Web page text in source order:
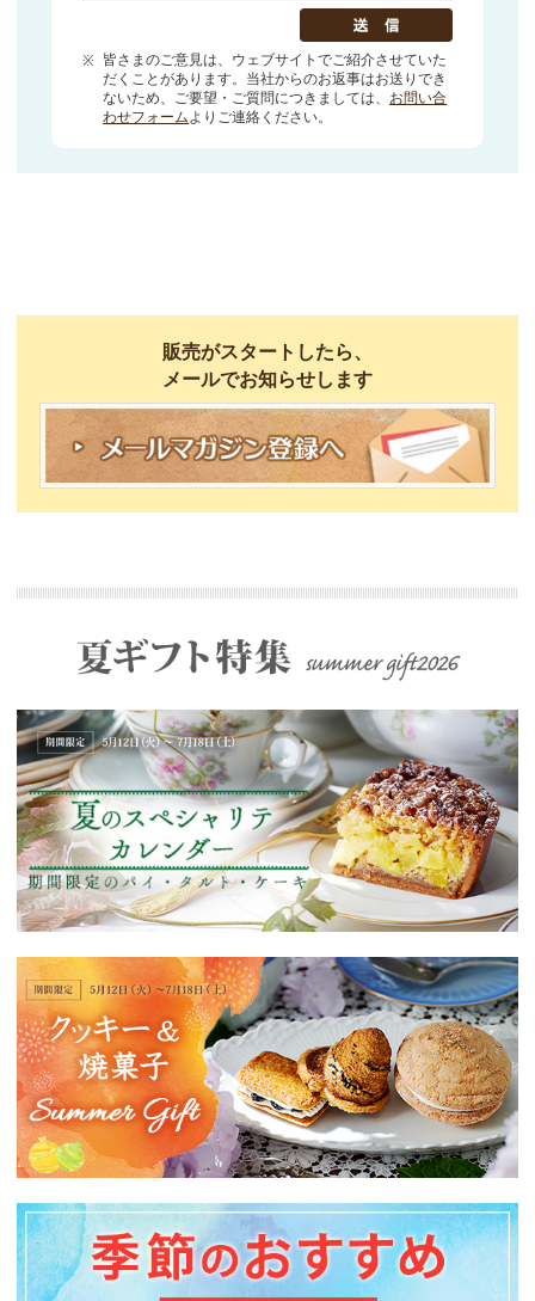
販売がスタートしたら、
メールでお知らせします